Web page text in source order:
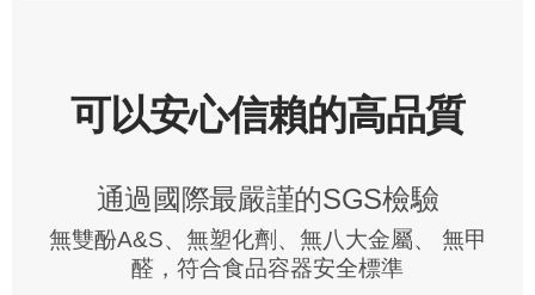
可以安心信賴的高品質
通過國際最嚴謹的SGS檢驗
無雙酚A&S、無塑化劑、無八大金屬、 無甲
醛，符合食品容器安全標準